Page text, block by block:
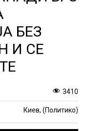
БЕЗ
И СЕ
3410
Киев, (Политико)